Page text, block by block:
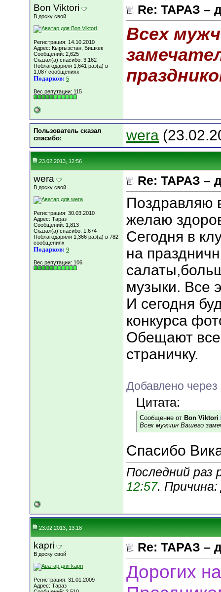
Bon Viktori
В доску свой
Регистрация: 14.10.2010
Адрес: Кыргызстан, Бишкек
Сообщений: 2,625
Сказал(а) спасибо: 3,162
Поблагодарили 1,641 раз(а) в
1,087 сообщениях
Подарков: 5
Вес репутации: 115
Re: ТАРАЗ –
Всех
Пользователь сказал
cпасибо:
wera
23.02.2013, 12:56
wera
В доску свой
Регистрация: 30.03.2010
Адрес: Тараз
Сообщений: 1,813
Сказал(а) спасибо: 1,674
Поблагодарили 1,366 раз(а) в 782
сообщениях
Подарков: 9
Вес репутации: 106
Re: ТАРАЗ –
Поздравляю
желаю
Сегодня в
на
музыки. Все
И сегодня
конкурса
Обещают все
страничку.
Добавлено через
Цитата:
Сообщение от Bon Viktori
Всех мужчин Вашего
Спасибо
Последний раз
12:57.
23.02.2013, 13:18
kapri
В доску свой
Регистрация: 31.01.2009
Адрес: Тараз
Re: ТАРАЗ –
Дорогих